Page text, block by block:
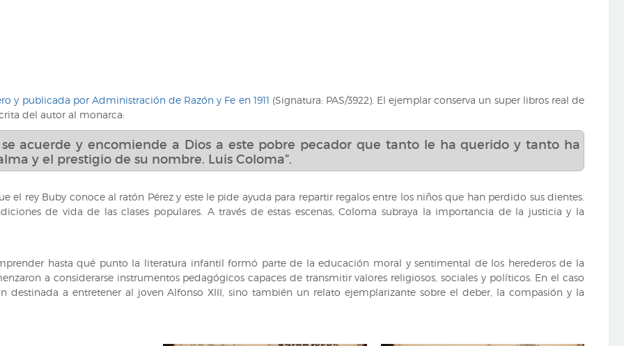
y publicada por Administración de Razón y Fe en 1911 (Signatura: PAS/3922). El ejemplar conserva un super libros real de
del autor al monarca:
se acuerde y encomiende a Dios a este pobre pecador que tanto le ha querido y tanto ha
y el prestigio de su nombre. Luis Coloma”.
el rey Buby conoce al ratón Pérez y este le pide ayuda para repartir regalos entre los niños que han perdido sus dientes.
de vida de las clases populares. A través de estas escenas, Coloma subraya la importancia de la justicia y la
hasta qué punto la literatura infantil formó parte de la educación moral y sentimental de los herederos de la
a considerarse instrumentos pedagógicos capaces de transmitir valores religiosos, sociales y políticos. En el caso
destinada a entretener al joven Alfonso XIII, sino también un relato ejemplarizante sobre el deber, la compasión y la